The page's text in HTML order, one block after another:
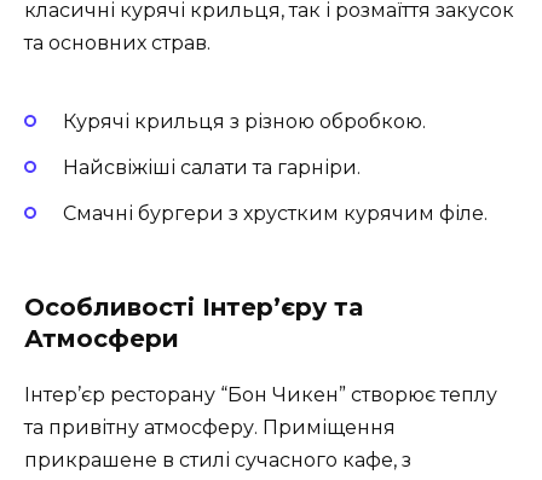
класичні курячі крильця, так і розмаїття закусок
та основних страв.
Курячі крильця з різною обробкою.
Найсвіжіші салати та гарніри.
Смачні бургери з хрустким курячим філе.
Особливості Інтер’єру та
Атмосфери
Інтер’єр ресторану “Бон Чикен” створює теплу
та привітну атмосферу. Приміщення
прикрашене в стилі сучасного кафе, з